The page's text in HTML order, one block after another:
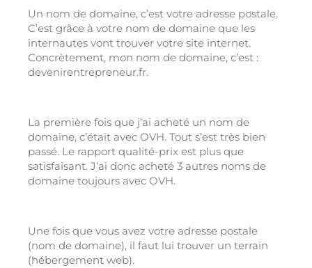
Un nom de domaine, c’est votre adresse postale.
C’est grâce à votre nom de domaine que les
internautes vont trouver votre site internet.
Concrètement, mon nom de domaine, c’est :
devenirentrepreneur.fr.
La première fois que j’ai acheté un nom de
domaine, c’était avec OVH. Tout s’est très bien
passé. Le rapport qualité-prix est plus que
satisfaisant. J’ai donc acheté 3 autres noms de
domaine toujours avec OVH.
Une fois que vous avez votre adresse postale
(nom de domaine), il faut lui trouver un terrain
(hébergement web).